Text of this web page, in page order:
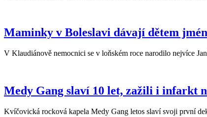
Maminky v Boleslavi dávají dětem
V Klaudiánově nemocnici se v loňském roce narodilo nejvíce
Medy Gang slaví 10 let, zažili i infarkt
Kvíčovická rocková kapela Medy Gang letos slaví svoji první